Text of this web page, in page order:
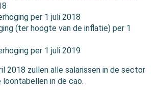
per 1 juli 2018
(ter hoogte van de inflatie) per 1
per 1 juli 2019
2018 zullen alle salarissen in de sector
loontabellen in de cao.